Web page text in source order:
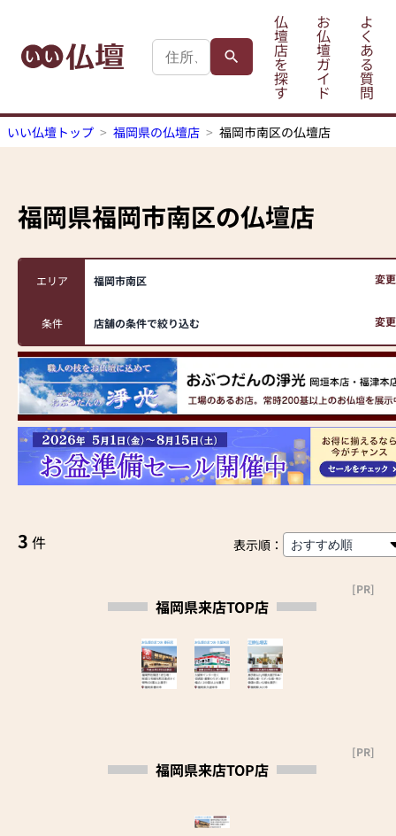
仏
壇
店
を
探
す
お
仏
壇
ガ
イ
ド
よ
く
あ
る
質
問
いい仏壇トップ 福岡県の仏壇店 福岡市南区の仏壇店
福岡県福岡市南区の仏壇店
エリア 福岡市南区 変更
条件 店舗の条件で絞り込む 変更
3 件 表示順：
福岡県来店TOP店
[PR]
福岡県来店TOP店
[PR]